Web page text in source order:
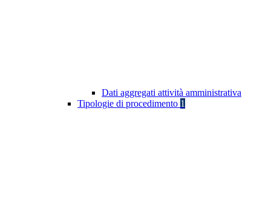
Dati aggregati attività amministrativa
Tipologie di procedimento 1